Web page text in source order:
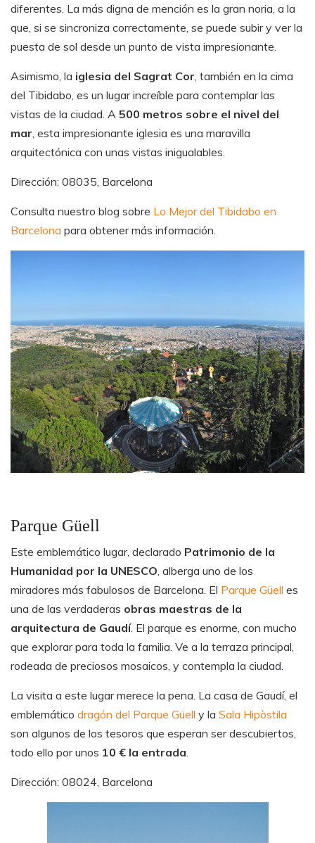
diferentes. La más digna de mención es la gran noria, a la
que, si se sincroniza correctamente, se puede subir y ver la
puesta de sol desde un punto de vista impresionante.
Asimismo, la iglesia del Sagrat Cor , también en la cima
del Tibidabo, es un lugar increíble para contemplar las
vistas de la ciudad. A 500 metros sobre el nivel del
mar , esta impresionante iglesia es una maravilla
arquitectónica con unas vistas inigualables.
Dirección: 08035, Barcelona
Consulta nuestro blog sobre Lo Mejor del Tibidabo en
Barcelona para obtener más información.
Parque Güell
Este emblemático lugar, declarado Patrimonio de la
Humanidad por la UNESCO, alberga uno de los
miradores más fabulosos de Barcelona. El Parque Güell es
una de las verdaderas obras maestras de la
arquitectura de Gaudí. El parque es enorme, con mucho
que explorar para toda la familia. Ve a la terraza principal,
rodeada de preciosos mosaicos, y contempla la ciudad.
La visita a este lugar merece la pena. La casa de Gaudí, el
emblemático dragón del Parque Güell y la Sala Hipòstila
son algunos de los tesoros que esperan ser descubiertos,
todo ello por unos 10 € la entrada.
Dirección: 08024, Barcelona